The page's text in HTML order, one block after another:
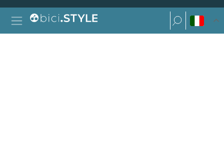
Vai al contenuto
Navigazione principale
Ricerca per:
Ricerca per: